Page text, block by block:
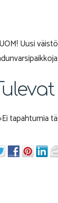
Uusi
tapahtumia